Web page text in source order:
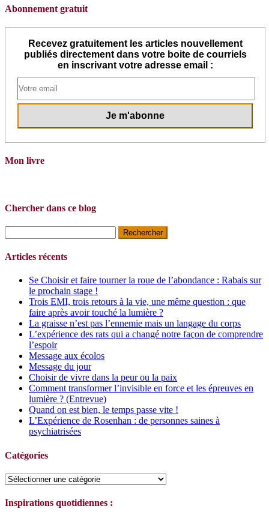
Abonnement gratuit
Recevez gratuitement les articles nouvellement
publiés directement dans votre boite de courriels
en inscrivant votre adresse email :
Mon livre
Chercher dans ce blog
Articles récents
Se Choisir et faire tourner la roue de l’abondance : Rabais sur
le prochain stage !
Trois EMI, trois retours à la vie, une même question : que
faire après avoir touché la lumière ?
La graisse n’est pas l’ennemie mais un langage du corps
L’expérience des rats qui a changé notre façon de comprendre
l’espoir
Message aux écolos
Message du jour
Choisir de vivre dans la peur ou la paix
Comment transformer l’invisible en force et les épreuves en
lumière ? (Entrevue)
Quand on est bien, le temps passe vite !
L’Expérience de Rosenhan : de personnes saines à
psychiatrisées
Catégories
Catégories
Inspirations quotidiennes :